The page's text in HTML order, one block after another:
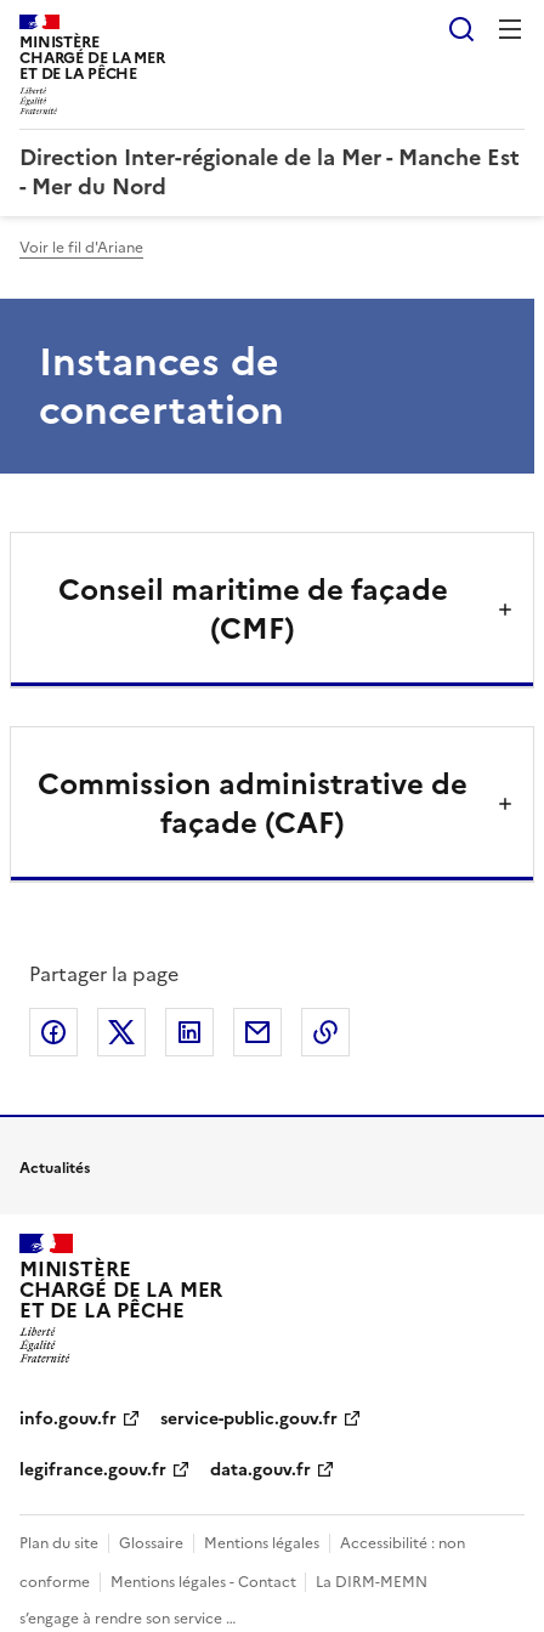
MINISTÈRE
CHARGÉ DE LA MER
ET DE LA PÊCHE
Direction Inter-régionale de la Mer - Manche Est
- Mer du Nord
Voir le fil d'Ariane
Instances de
concertation
Conseil maritime de façade
(CMF)
Commission administrative de
façade (CAF)
Partager la page
Partager sur Facebook
Partager sur XPartager sur LinkedIn
Partager par email
Actualités
MINISTÈRE
CHARGÉ DE LA MER
ET DE LA PÊCHE
info.gouv.fr
service-public.gouv.fr
legifrance.gouv.fr
data.gouv.fr
Plan du site Glossaire Mentions légales
Accessibilité : non
conforme
Mentions légales - Contact
La DIRM-MEMN
s’engage à rendre son service …